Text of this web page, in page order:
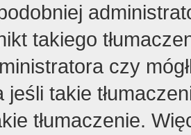
takiego
czy
jeśli takie
tłumaczenie.